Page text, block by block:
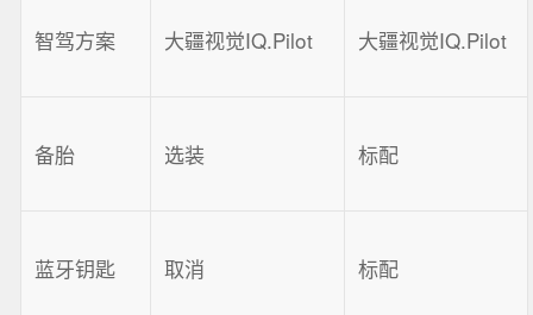
智驾方案 大疆视觉IQ.Pilot 大疆视觉IQ.Pilot
备胎 选装 标配
蓝牙钥匙 取消 标配